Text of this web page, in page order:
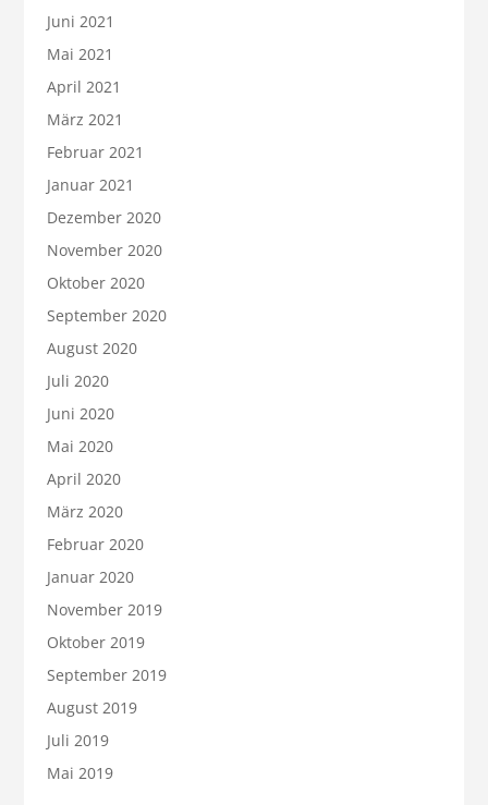
Juni 2021
Mai 2021
April 2021
März 2021
Februar 2021
Januar 2021
Dezember 2020
November 2020
Oktober 2020
September 2020
August 2020
Juli 2020
Juni 2020
Mai 2020
April 2020
März 2020
Februar 2020
Januar 2020
November 2019
Oktober 2019
September 2019
August 2019
Juli 2019
Mai 2019